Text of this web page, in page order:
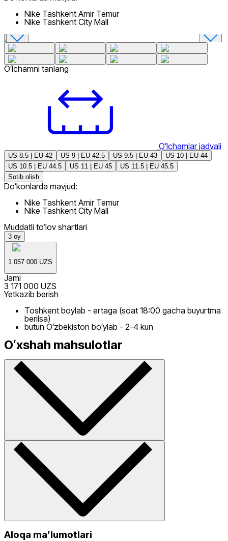
Nike Tashkent Amir Temur
Nike Tashkent City Mall
Oʻlchamni tanlang
Oʻlchamlar jadvali
US 8.5 | EU 42 US 9 | EU 42.5 US 9.5 | EU 43
US 10 | EU 44
US 10.5 | EU 44.5
US 11 | EU 45
US 11.5 | EU 45.5
Sotib olish
Doʻkonlarda mavjud:
Nike Tashkent Amir Temur
Nike Tashkent City Mall
Muddatli to‘lov shartlari
3 oy
1 057 000 UZS
Jami
3 171 000 UZS
Yetkazib berish
Toshkent boylab - ertaga (soat 18:00 gacha buyurtma
berilsa)
butun Oʻzbekiston boʻylab - 2–4 kun
Oʻxshah mahsulotlar
Aloqa maʼlumotlari